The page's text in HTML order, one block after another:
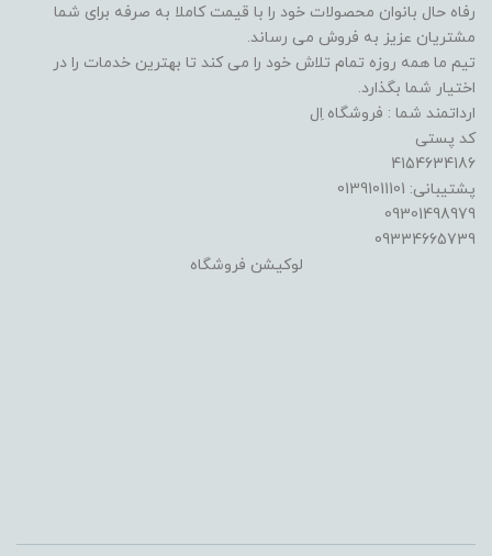
رفاه حال بانوان محصولات خود را با قیمت کاملا به صرفه برای شما
مشتریان عزیز به فروش می رساند.
تیم ما همه روزه تمام تلاش خود را می کند تا بهترین خدمات را در
اختیار شما بگذارد.
ارداتمند شما : فروشگاه اِل
کد پستی
4154634186
پشتیبانی: 01391011101
09301498979
09334665739
لوکیشن فروشگاه